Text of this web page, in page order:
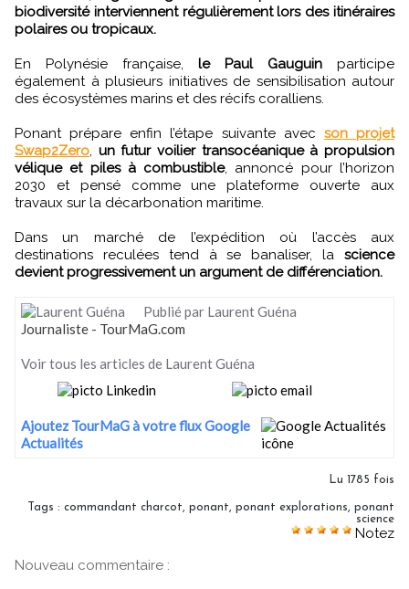
biodiversité interviennent régulièrement lors des itinéraires
polaires ou tropicaux.
En Polynésie française, le Paul Gauguin participe
également à plusieurs initiatives de sensibilisation autour
des écosystèmes marins et des récifs coralliens.
Ponant prépare enfin l’étape suivante avec son projet
Swap2Zero un futur voilier transocéanique à propulsion
vélique et piles à combustible, annoncé pour l’horizon
2030 et pensé comme une plateforme ouverte aux
travaux sur la décarbonation maritime.
Dans un marché de l’expédition où l’accès aux
destinations reculées tend à se banaliser, la science
devient progressivement un argument de différenciation.
Publié par Laurent Guéna
Journaliste - TourMaG.com
Voir tous les articles de Laurent Guéna
Ajoutez TourMaG à votre flux Google
Actualités
Lu 1785 fois
Tags : commandant charcot ponant ponant explorations
ponant
science
Notez
Nouveau commentaire :